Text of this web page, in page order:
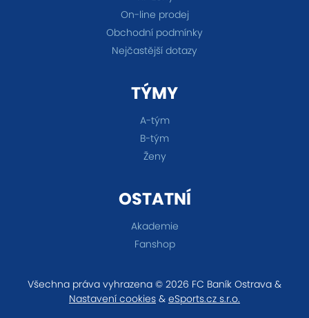
On-line prodej
Obchodní podmínky
Nejčastější dotazy
TÝMY
A-tým
B-tým
Ženy
OSTATNÍ
Akademie
Fanshop
Všechna práva vyhrazena © 2026 FC Baník Ostrava &
Nastavení cookies & eSports.cz s.r.o.